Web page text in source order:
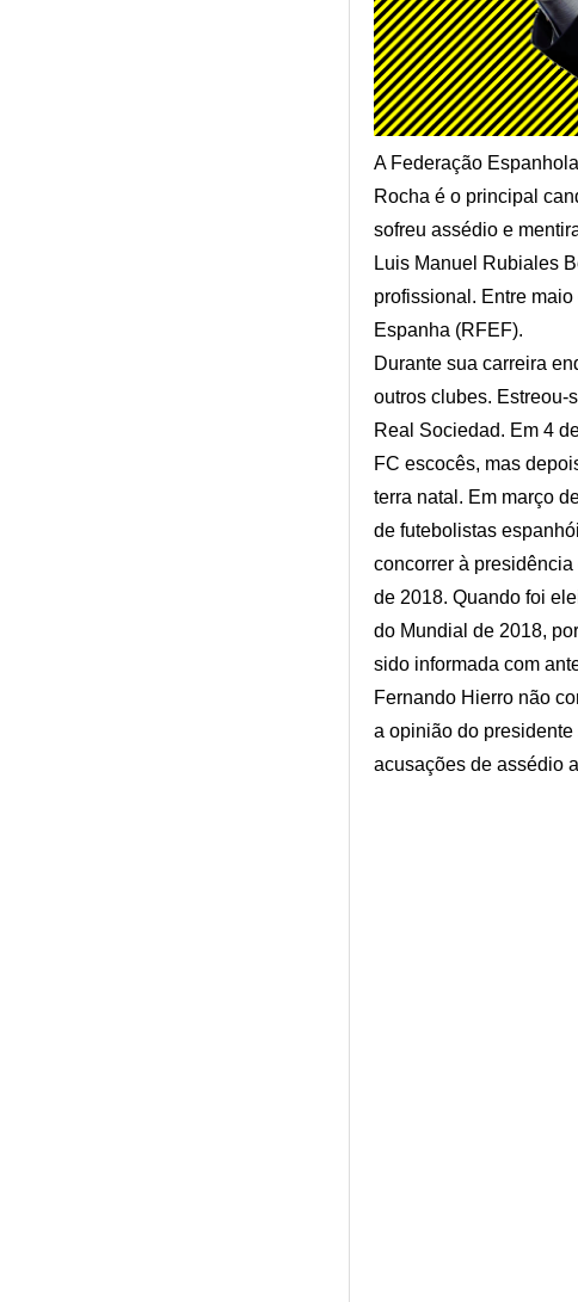
A Federação
Rocha é o principal
sofreu assédio e
Luis Manuel Rubiales
profissional. Entre
Espanha (RFEF).
Durante sua carreira
outros clubes. Estreou-
Real Sociedad. Em 4
FC escocês, mas
terra natal. Em março
de futebolistas
concorrer à
de 2018. Quando foi
do Mundial de 2018,
sido informada com
Fernando Hierro não
a opinião do
acusações de assédio